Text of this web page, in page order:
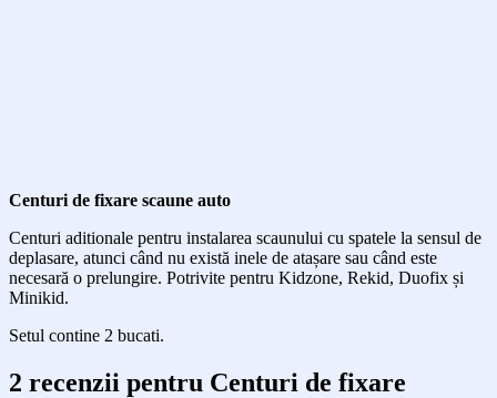
Centuri de fixare scaune auto
Centuri aditionale pentru instalarea scaunului cu spatele la sensul de
deplasare, atunci când nu există inele de atașare sau când este
necesară o prelungire. Potrivite pentru Kidzone, Rekid, Duofix și
Minikid.
Setul contine 2 bucati.
2 recenzii pentru Centuri de fixare